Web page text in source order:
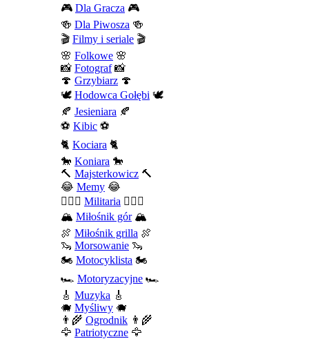
🎮 Dla Gracza 🎮
🍻 Dla Piwosza 🍻
🎬 Filmy i seriale 🎬
🌸 Folkowe 🌸
📸 Fotograf📸
🍄 Grzybiarz 🍄
🕊️ Hodowca Gołębi 🕊️
🍂 Jesieniara 🍂
⚽ Kibic ⚽
🐈 Kociara 🐈
🐎 Koniara 🐎
🔨 Majsterkowicz 🔨
😂 Memy 😂
💂🏻‍♂️ Militaria 💂🏻‍♂️
🏔️ Miłośnik gór🏔️
🍖 Miłośnik grilla 🍖
🦦 Morsowanie 🦦
🏍️ Motocyklista 🏍️
🏎️ Motoryzacyjne 🏎️
🎸 Muzyka 🎸
🐗 Myśliwy 🐗
👨‍🌾 Ogrodnik 👨‍🌾
🦅 Patriotyczne 🦅